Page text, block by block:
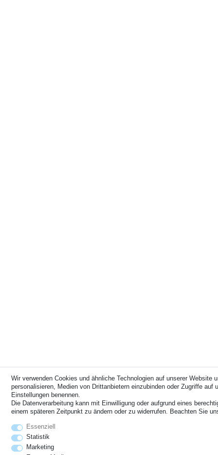
Wir verwenden Cookies und ähnliche Technologien auf unserer
personalisieren, Medien von Drittanbietern einzubinden oder Zugriffe
Einstellungen benennen.
Die Datenverarbeitung kann mit Einwilligung oder aufgrund eines
einem späteren Zeitpunkt zu ändern oder zu widerrufen. Beachten Sie
Essenziell
Statistik
Marketing